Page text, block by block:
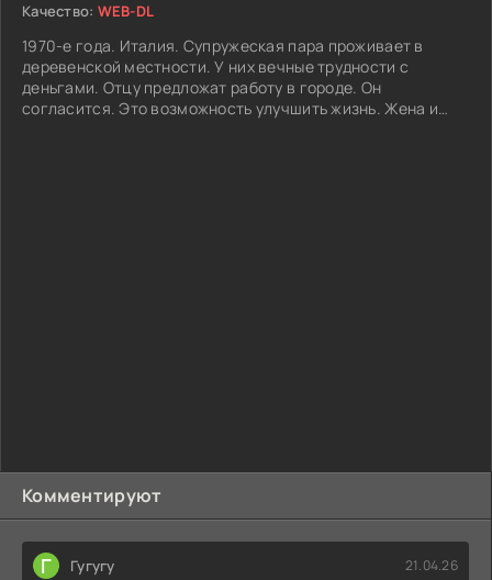
Комментируют
Г Гугугу 21.04.26
Качество: WEB-DL
1970-е года. Италия. Супружеская пара проживает в
деревенской местности. У них вечные трудности с
деньгами. Отцу предложат работу в городе. Он
согласится. Это возможность улучшить жизнь. Жена и